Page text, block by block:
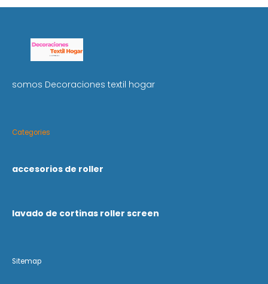
somos Decoraciones textil hogar
Categories
accesorios de roller
lavado de cortinas roller screen
Sitemap